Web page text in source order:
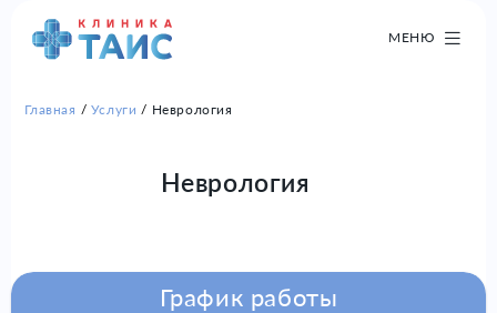
МЕНЮ
Главная Услуги Неврология
Неврология
График работы